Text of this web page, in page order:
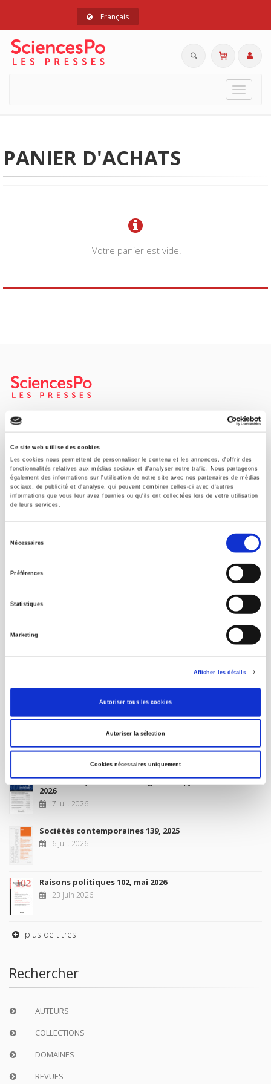
Ce site web utilise des cookies
Les cookies nous permettent de personnaliser le contenu et les annonces, d'offrir des
fonctionnalités relatives aux médias sociaux et d'analyser notre trafic. Nous partageons
également des informations sur l'utilisation de notre site avec nos partenaires de médias
sociaux, de publicité et d'analyse, qui peuvent combiner celles-ci avec d'autres
informations que vous leur avez fournies ou qu'ils ont collectées lors de votre utilisation
de leurs services.
Nécessaires
Préférences
Statistiques
Marketing
Afficher les détails
Autoriser tous les cookies
Autoriser la sélection
Cookies nécessaires uniquement
Français
Toggle
PANIER D'ACHATS
Votre panier est vide.
Maison d'édition dédiée aux sciences humaines et sociales, les
Presses de Sciences Po participent depuis leur création en 1976
à la transmission des savoirs et des idées
CONTACTS
FOREIGN RIGHTS
POUR LES LIBRAIRES
CONDITIONS GÉNÉRALES
À paraître
Revue française de science politique 76-2, avril-juin
10 juil. 2026
Revue française de sociologie 66 3/4, juillet-décembre
2026
7 juil. 2026
Sociétés contemporaines 139, 2025
6 juil. 2026
Raisons politiques 102, mai 2026
23 juin 2026
plus de titres
Rechercher
AUTEURS
COLLECTIONS
DOMAINES
REVUES